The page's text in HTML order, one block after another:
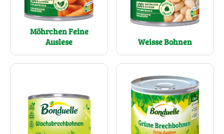
Möhrchen Feine
Auslese
Weisse Bohnen